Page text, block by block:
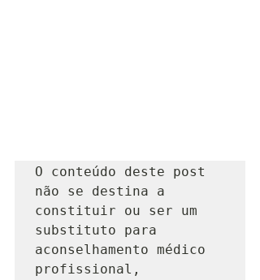
O conteúdo deste post
não se destina a
constituir ou ser um
substituto para
aconselhamento médico
profissional,